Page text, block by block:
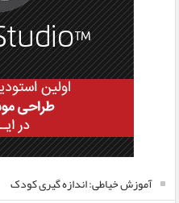
آموزش خیاطی: اندازه گیری کودک